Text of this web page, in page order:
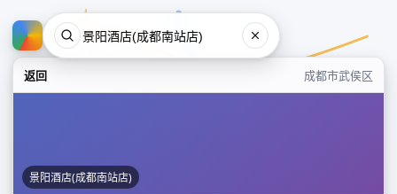
返回 成都市武侯区
景阳酒店(成都南站店)